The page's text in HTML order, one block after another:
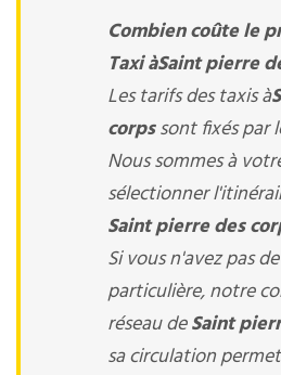
Combien coûte le
Taxi àSaint pierre
Les tarifs des taxis à
corpssont fixés par
Nous sommes à
sélectionner
Saint pierre des
Si vous n'avez pas
particulière, notre
réseau deSaint
sa circulation